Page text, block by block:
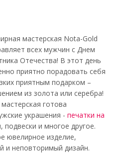
мастерская Nota-Gold
всех мужчин с Днем
Отечества! В этот день
приятно порадовать себя
приятным подарком –
из золота или серебра!
готова
украшения - печатки на
подвески и многое другое.
ювелирное изделие,
и неповторимый дизайн.